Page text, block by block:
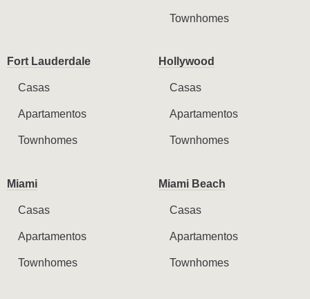
Townhomes
Fort Lauderdale
Casas
Apartamentos
Townhomes
Hollywood
Casas
Apartamentos
Townhomes
Miami
Casas
Apartamentos
Townhomes
Miami Beach
Casas
Apartamentos
Townhomes